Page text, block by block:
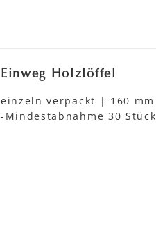
Einweg Holzlöffel
einzeln verpackt | 160 mm
-Mindestabnahme 30